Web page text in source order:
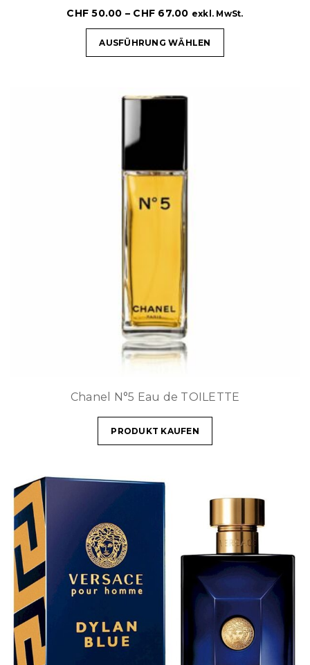
CHF 50.00 – CHF 67.00 exkl. MwSt.
AUSFÜHRUNG WÄHLEN
Chanel N°5 Eau de TOILETTE
PRODUKT KAUFEN